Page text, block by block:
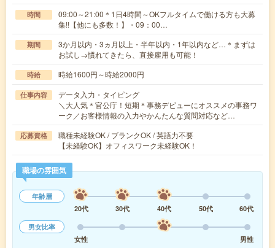
時間
09:00～21:00＊1日4時間～OKフルタイムで働ける方も大募
集!!【他にも多数！】・09：00…
期間
3か月以内・3ヵ月以上・半年以内・1年以内など…＊まずは
お試し→慣れてきたら、直接雇用も可能！
時給 時給1600円～時給2000円
仕事内容
データ入力・タイピング
＼大人気＊官公庁！短期＊事務デビューにオススメの事務ワ
ーク／お客様情報の入力やかんたんな質問対応など…
応募資格
職種未経験OK / ブランクOK / 英語力不要
【未経験OK】オフィスワーク未経験OK！
職場の雰囲気
年齢層
20代
30代 40代 50代
60代
男女比率
女性
男性